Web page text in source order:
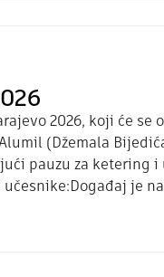
2026, koji će se
(Džemala
pauzu za ketering i
je